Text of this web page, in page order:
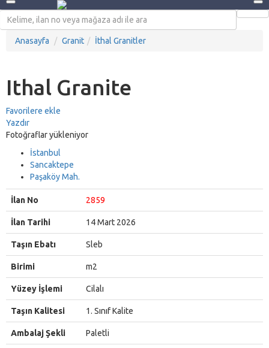
Anasayfa Granit İthal Granitler
Ithal Granite
Favorilere ekle
Yazdır
Fotoğraflar yükleniyor
İstanbul
Sancaktepe
Paşaköy Mah.
İlan No 2859
İlan Tarihi 14 Mart 2026
Taşın Ebatı Sleb
Birimi m2
Yüzey İşlemi Cilalı
Taşın Kalitesi 1. Sınıf Kalite
Ambalaj Şekli Paletli